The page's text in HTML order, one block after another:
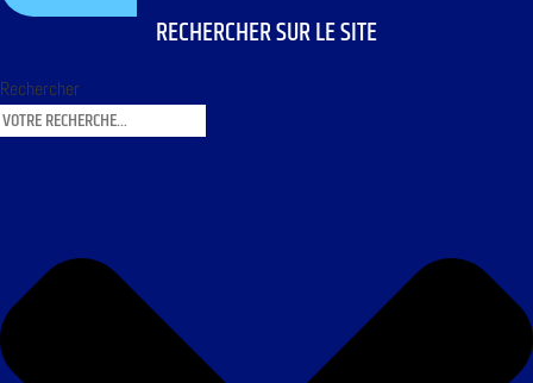
RECHERCHER SUR LE SITE
Rechercher